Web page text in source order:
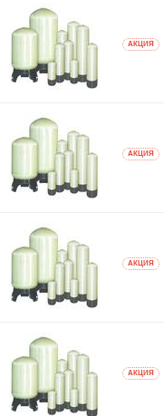
AКЦИЯ
AКЦИЯ
AКЦИЯ
AКЦИЯ